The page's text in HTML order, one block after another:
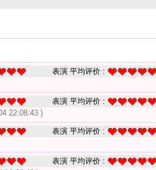
表演 平均评价 :
表演 平均评价 :
22:08:43 )
表演 平均评价 :
表演 平均评价 :